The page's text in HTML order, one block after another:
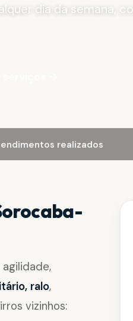
dia da semana,
serviços →
realizados
ralo,
vizinhos: